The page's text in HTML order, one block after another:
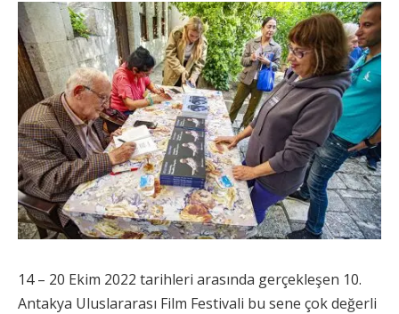
14 – 20 Ekim 2022 tarihleri arasında gerçekleşen 10.
Antakya Uluslararası Film Festivali bu sene çok değerli